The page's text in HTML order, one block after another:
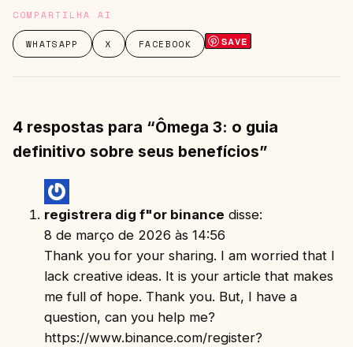
COMPARTILHA AI
WHATSAPP X FACEBOOK SAVE
4 respostas para “Ômega 3: o guia
definitivo sobre seus benefícios”
registrera dig f"or binance disse:
8 de março de 2026 às 14:56
Thank you for your sharing. I am worried that I
lack creative ideas. It is your article that makes
me full of hope. Thank you. But, I have a
question, can you help me?
https://www.binance.com/register?